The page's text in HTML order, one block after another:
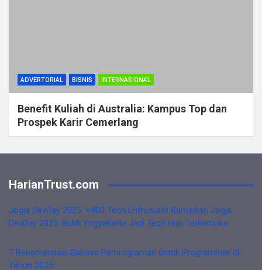
ADVERTORIAL BISNIS INTERNASIONAL
Benefit Kuliah di Australia: Kampus Top dan
Prospek Karir Cemerlang
HarianTrust.com
Jogja DevDay 2025: +400 Tech Enthusiast Ramaikan Jogja
DevDay 2025: Bukti Yogyakarta Jadi Tech Hub Terkemuka
7 Rekomendasi Bahasa Pemrograman untuk Programmer di
Tahun 2025